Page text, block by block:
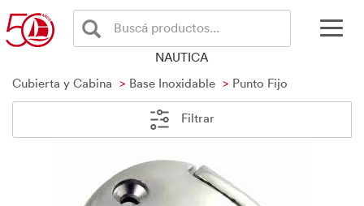
Buscá productos...
NAUTICA
Cubierta y Cabina
Base Inoxidable Punto Fijo
Filtrar